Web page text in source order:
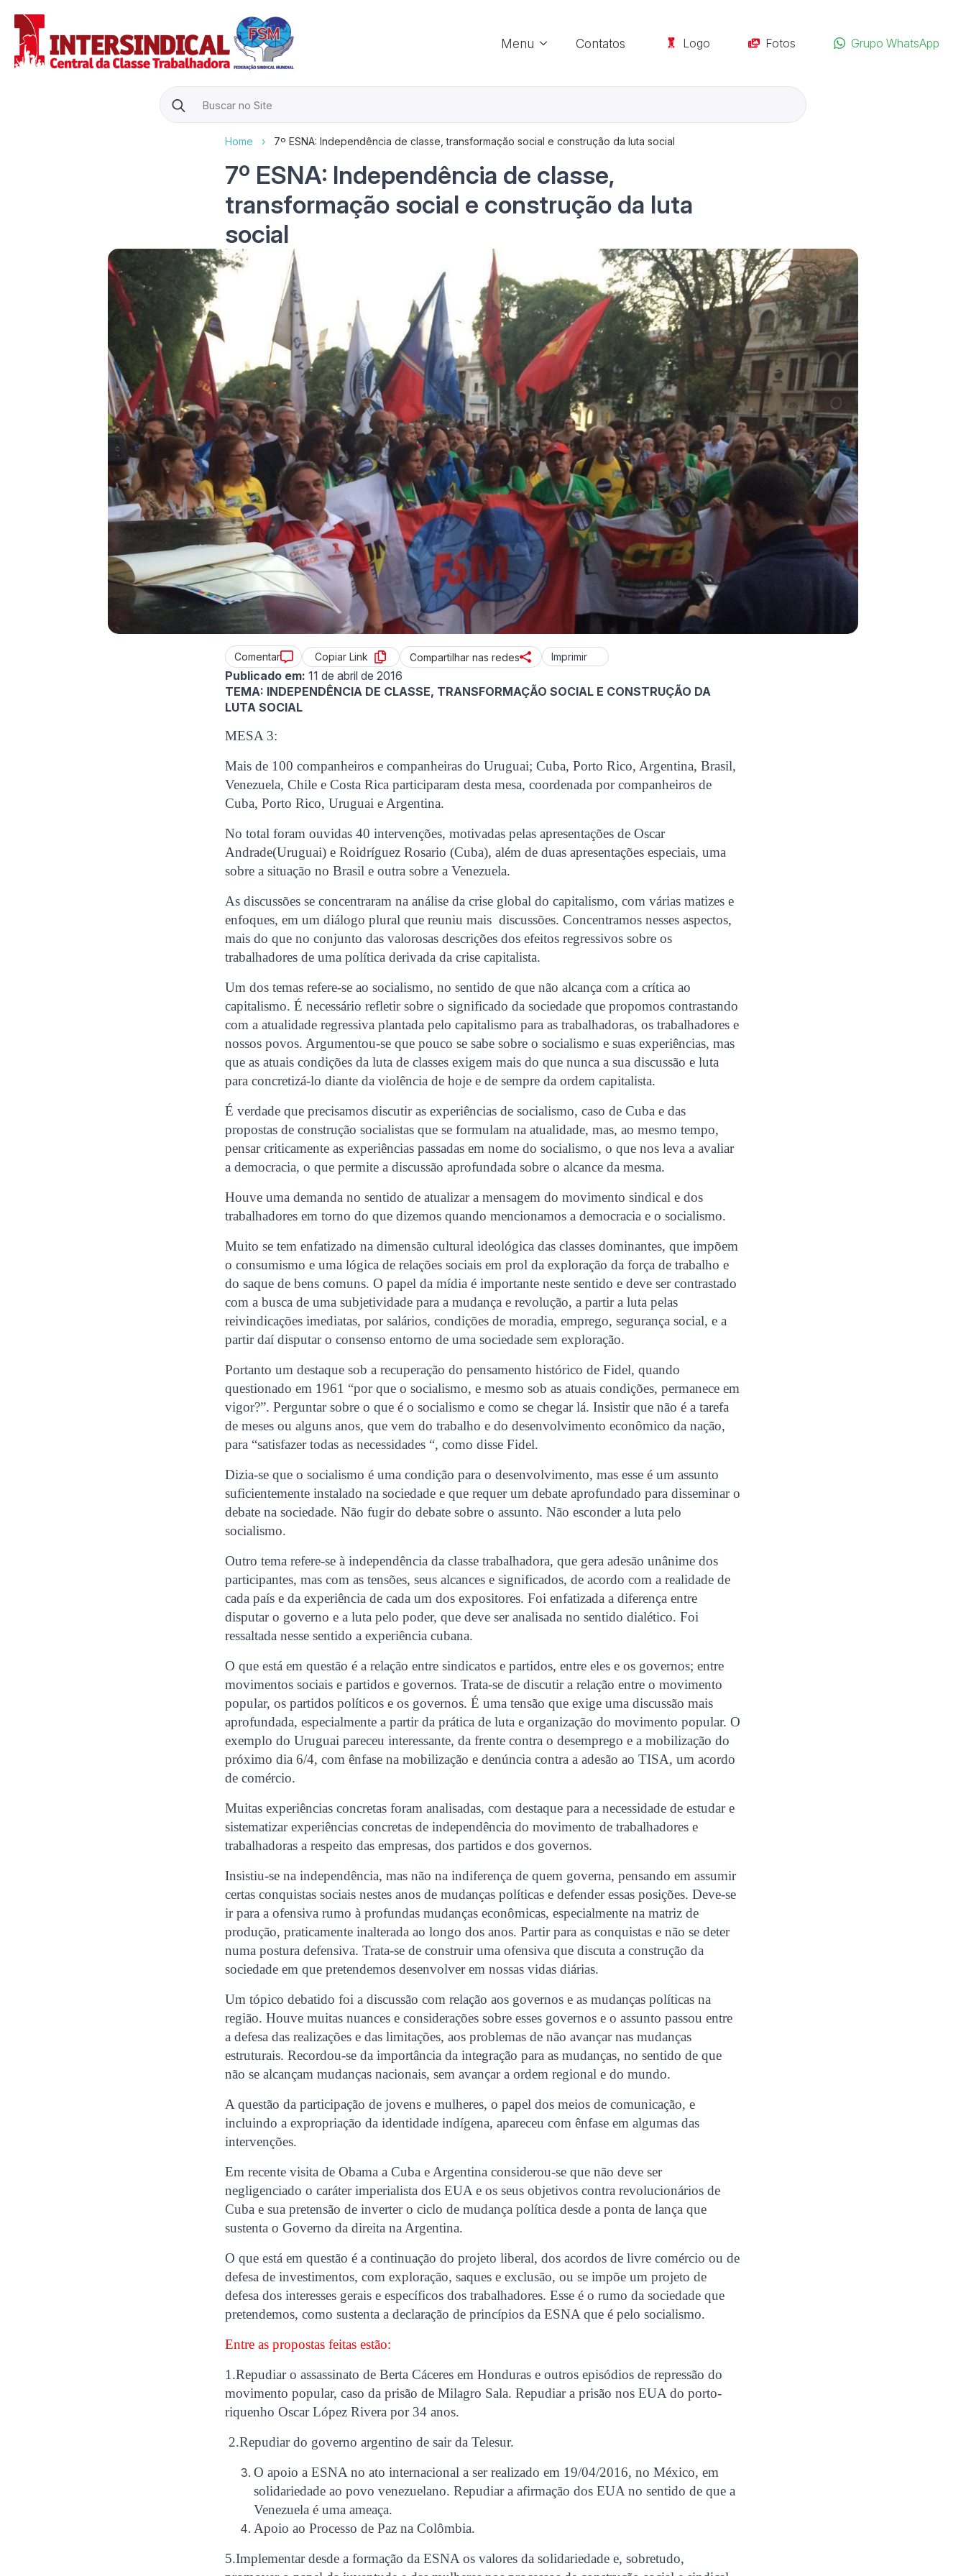
Menu Contatos Logo Fotos Grupo WhatsApp
Search
for:
Home › 7º ESNA: Independência de classe, transformação social e construção da luta social
7º ESNA: Independência de classe,
transformação social e construção da luta
social
Comentar Copiar Link Compartilhar nas redes Imprimir
Publicado em: 11 de abril de 2016
TEMA: INDEPENDÊNCIA DE CLASSE, TRANSFORMAÇÃO SOCIAL E CONSTRUÇÃO DA
LUTA SOCIAL
MESA 3:
Mais de 100 companheiros e companheiras do Uruguai; Cuba, Porto Rico, Argentina, Brasil,
Venezuela, Chile e Costa Rica participaram desta mesa, coordenada por companheiros de
Cuba, Porto Rico, Uruguai e Argentina.
No total foram ouvidas 40 intervenções, motivadas pelas apresentações de Oscar
Andrade(Uruguai) e Roidríguez Rosario (Cuba), além de duas apresentações especiais, uma
sobre a situação no Brasil e outra sobre a Venezuela.
As discussões se concentraram na análise da crise global do capitalismo, com várias matizes e
enfoques, em um diálogo plural que reuniu mais discussões. Concentramos nesses aspectos,
mais do que no conjunto das valorosas descrições dos efeitos regressivos sobre os
trabalhadores de uma política derivada da crise capitalista.
Um dos temas refere-se ao socialismo, no sentido de que não alcança com a crítica ao
capitalismo. É necessário refletir sobre o significado da sociedade que propomos contrastando
com a atualidade regressiva plantada pelo capitalismo para as trabalhadoras, os trabalhadores e
nossos povos. Argumentou-se que pouco se sabe sobre o socialismo e suas experiências, mas
que as atuais condições da luta de classes exigem mais do que nunca a sua discussão e luta
para concretizá-lo diante da violência de hoje e de sempre da ordem capitalista.
É verdade que precisamos discutir as experiências de socialismo, caso de Cuba e das
propostas de construção socialistas que se formulam na atualidade, mas, ao mesmo tempo,
pensar criticamente as experiências passadas em nome do socialismo, o que nos leva a avaliar
a democracia, o que permite a discussão aprofundada sobre o alcance da mesma.
Houve uma demanda no sentido de atualizar a mensagem do movimento sindical e dos
trabalhadores em torno do que dizemos quando mencionamos a democracia e o socialismo.
Muito se tem enfatizado na dimensão cultural ideológica das classes dominantes, que impõem
o consumismo e uma lógica de relações sociais em prol da exploração da força de trabalho e
do saque de bens comuns. O papel da mídia é importante neste sentido e deve ser contrastado
com a busca de uma subjetividade para a mudança e revolução, a partir a luta pelas
reivindicações imediatas, por salários, condições de moradia, emprego, segurança social, e a
partir daí disputar o consenso entorno de uma sociedade sem exploração.
Portanto um destaque sob a recuperação do pensamento histórico de Fidel, quando
questionado em 1961 “por que o socialismo, e mesmo sob as atuais condições, permanece em
vigor?”. Perguntar sobre o que é o socialismo e como se chegar lá. Insistir que não é a tarefa
de meses ou alguns anos, que vem do trabalho e do desenvolvimento econômico da nação,
para “satisfazer todas as necessidades “, como disse Fidel.
Dizia-se que o socialismo é uma condição para o desenvolvimento, mas esse é um assunto
suficientemente instalado na sociedade e que requer um debate aprofundado para disseminar o
debate na sociedade. Não fugir do debate sobre o assunto. Não esconder a luta pelo
socialismo.
Outro tema refere-se à independência da classe trabalhadora, que gera adesão unânime dos
participantes, mas com as tensões, seus alcances e significados, de acordo com a realidade de
cada país e da experiência de cada um dos expositores. Foi enfatizada a diferença entre
disputar o governo e a luta pelo poder, que deve ser analisada no sentido dialético. Foi
ressaltada nesse sentido a experiência cubana.
O que está em questão é a relação entre sindicatos e partidos, entre eles e os governos; entre
movimentos sociais e partidos e governos. Trata-se de discutir a relação entre o movimento
popular, os partidos políticos e os governos. É uma tensão que exige uma discussão mais
aprofundada, especialmente a partir da prática de luta e organização do movimento popular. O
exemplo do Uruguai pareceu interessante, da frente contra o desemprego e a mobilização do
próximo dia 6/4, com ênfase na mobilização e denúncia contra a adesão ao TISA, um acordo
de comércio.
Muitas experiências concretas foram analisadas, com destaque para a necessidade de estudar e
sistematizar experiências concretas de independência do movimento de trabalhadores e
trabalhadoras a respeito das empresas, dos partidos e dos governos.
Insistiu-se na independência, mas não na indiferença de quem governa, pensando em assumir
certas conquistas sociais nestes anos de mudanças políticas e defender essas posições. Deve-se
ir para a ofensiva rumo à profundas mudanças econômicas, especialmente na matriz de
produção, praticamente inalterada ao longo dos anos. Partir para as conquistas e não se deter
numa postura defensiva. Trata-se de construir uma ofensiva que discuta a construção da
sociedade em que pretendemos desenvolver em nossas vidas diárias.
Um tópico debatido foi a discussão com relação aos governos e as mudanças políticas na
região. Houve muitas nuances e considerações sobre esses governos e o assunto passou entre
a defesa das realizações e das limitações, aos problemas de não avançar nas mudanças
estruturais. Recordou-se da importância da integração para as mudanças, no sentido de que
não se alcançam mudanças nacionais, sem avançar a ordem regional e do mundo.
A questão da participação de jovens e mulheres, o papel dos meios de comunicação, e
incluindo a expropriação da identidade indígena, apareceu com ênfase em algumas das
intervenções.
Em recente visita de Obama a Cuba e Argentina considerou-se que não deve ser
negligenciado o caráter imperialista dos EUA e os seus objetivos contra revolucionários de
Cuba e sua pretensão de inverter o ciclo de mudança política desde a ponta de lança que
sustenta o Governo da direita na Argentina.
O que está em questão é a continuação do projeto liberal, dos acordos de livre comércio ou de
defesa de investimentos, com exploração, saques e exclusão, ou se impõe um projeto de
defesa dos interesses gerais e específicos dos trabalhadores. Esse é o rumo da sociedade que
pretendemos, como sustenta a declaração de princípios da ESNA que é pelo socialismo.
Entre as propostas feitas estão:
1.Repudiar o assassinato de Berta Cáceres em Honduras e outros episódios de repressão do
movimento popular, caso da prisão de Milagro Sala. Repudiar a prisão nos EUA do porto-
riquenho Oscar López Rivera por 34 anos.
2.Repudiar do governo argentino de sair da Telesur.
O apoio a ESNA no ato internacional a ser realizado em 19/04/2016, no México, em
solidariedade ao povo venezuelano. Repudiar a afirmação dos EUA no sentido de que a
Venezuela é uma ameaça.
Apoio ao Processo de Paz na Colômbia.
5.Implementar desde a formação da ESNA os valores da solidariedade e, sobretudo,